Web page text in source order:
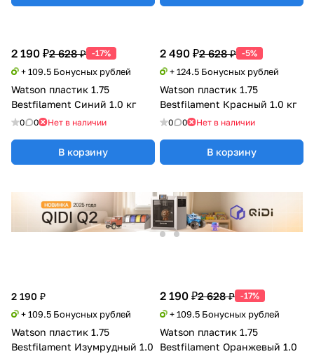
2 190 ₽2 628 ₽ -17%
+ 109.5 Бонусных рублей
Watson пластик 1.75
Bestfilament Синий 1.0 кг
0 0 Нет в наличии
В корзину
2 490 ₽2 628 ₽ -5%
+ 124.5 Бонусных рублей
Watson пластик 1.75
Bestfilament Красный 1.0 кг
0 0 Нет в наличии
В корзину
2 190 ₽
+ 109.5 Бонусных рублей
Watson пластик 1.75
Bestfilament Изумрудный 1.0
2 190 ₽2 628 ₽ -17%
+ 109.5 Бонусных рублей
Watson пластик 1.75
Bestfilament Оранжевый 1.0